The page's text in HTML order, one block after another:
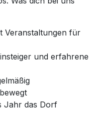
Veranstaltungen für
und erfahrene
Jahr das Dorf